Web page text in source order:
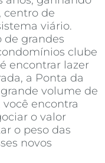
centro de
viário.
de grandes
clube
encontrar lazer
a Ponta da
volume de
encontra
o valor
o peso das
novos